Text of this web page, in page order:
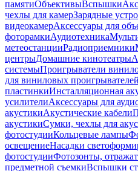
памятиОбъективыВспышки
чехлы для камерЗарядные
видеокамерАксессуары для
фоторамкиАудиотехника
метеостанцииРадиоприемники
центрыДомашние кинотеатры
системыПроигрыватели
для виниловых проигрывателей
пластинкиИнсталляционная
усилителиАксессуары для
акустикиАкустические кабели
акустикиСумки, чехлы для
фотостудииКольцевые лампы
освещениеНасадки
фотостудииФотозонты,
предметной съемкиВспышки